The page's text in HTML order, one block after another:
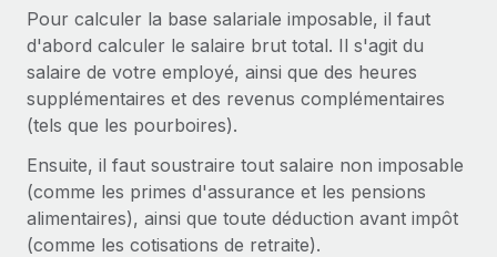
Intégrez vos RH aux flux de travail en toute simplicité
Plateforme
Des fonctions RH clés intégrées pour votre équipe
Connectez n'importe quel outil d’IA à Remote grâce à
notre MCP
Intégrations
Développez vos équipes avec des solutions RH sur
Entreprise
Les RH à l’international pour les grandes entreprises
TRAVAILLONS ENSEMBLE
Partenaires stratégiques de la tech
Glossaire RH
Checklists et modèles
Descriptions de postes
Webinaires
Italiano
Português (Portugal)
日本語
한국어
中文（简体）
Pour calculer la base salariale imposable, il faut
d'abord calculer le salaire brut total. Il s'agit du
salaire de votre employé, ainsi que des heures
supplémentaires et des revenus complémentaires
(tels que les pourboires).
Ensuite, il faut soustraire tout salaire non imposable
(comme les primes d'assurance et les pensions
alimentaires), ainsi que toute déduction avant impôt
(comme les cotisations de retraite).